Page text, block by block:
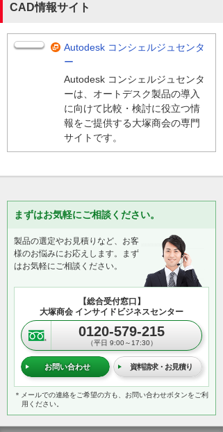
CAD情報サイト
Autodesk コンシェルジュセンタ
ー
Autodesk コンシェルジュセンタ
ーは、オートデスク製品の導入
に向けて比較・検討に役立つ情
報をご提供する大塚商会の専門
サイトです。
まずはお気軽にご相談ください。
製品の選定やお見積りなど、お客
様のお悩みにお応えします。まず
はお気軽にご相談ください。
【総合受付窓口】
大塚商会 インサイドビジネスセンター
0120-579-215
（平日 9:00～17:30）
お問い合わせ 資料請求・お見積り
＊メールでの連絡をご希望の方も、お問い合わせボタンをご利
用ください。